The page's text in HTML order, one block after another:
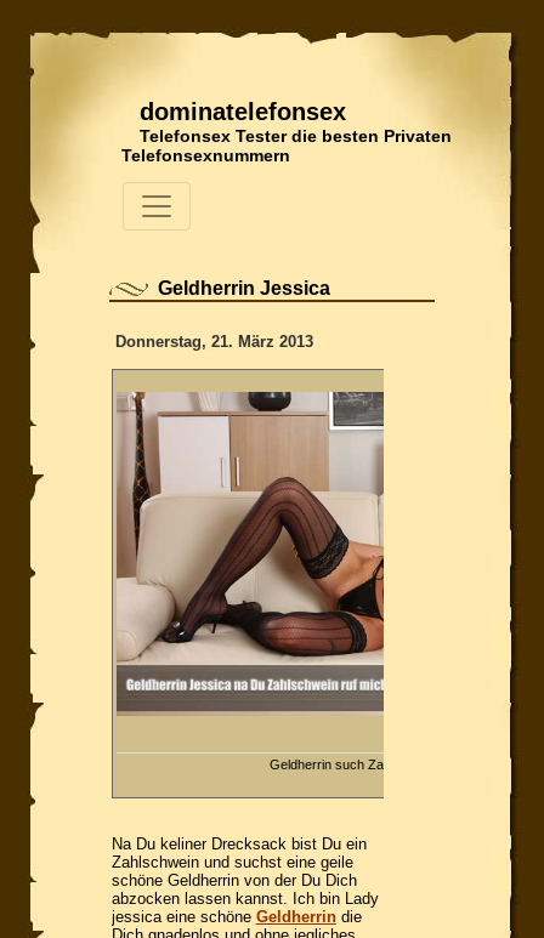
dominatelefonsex
Telefonsex Tester die besten Privaten
Telefonsexnummern
Geldherrin Jessica
Donnerstag, 21. März 2013
Geldherrin such Zahlschweine
Na Du keliner Drecksack bist Du ein
Zahlschwein und suchst eine geile
schöne Geldherrin von der Du Dich
abzocken lassen kannst. Ich bin Lady
jessica eine schöne Geldherrindie